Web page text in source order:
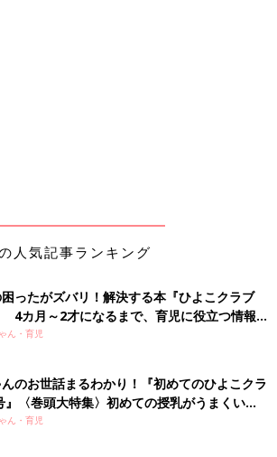
人気記事ランキング
ったがズバリ！解決する本『ひよこクラブ
4カ月～2才になるまで、育児に役立つ情報が
！
ん・育児
のお世話まるわかり！『初めてのひよこクラ
』〈巻頭大特集〉初めての授乳がうまくい
っぱい・ミルクの基本と夏のトラブル 解決テ
ん・育児